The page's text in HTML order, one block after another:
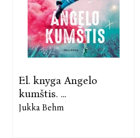
El. knyga Angelo
kumštis. ...
Jukka Behm